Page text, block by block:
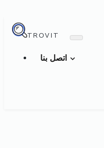
TROVIT